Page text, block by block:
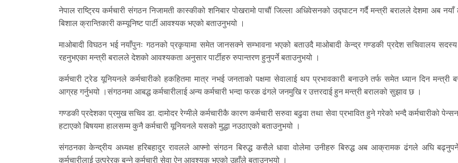
नेपाल राष्ट्रिय कर्मचारी संगठन निजामती कास्कीको शनिबार पोखरामो पाचौं जिल्ला अधिवेसनको उद्घाटन गर्दै मन्त्री बरालले देशमा अब
बिशाल क्रान्तिकारी कम्यूनिष्ट पार्टी आवश्यक भएको बताउनुभयो ।
माओबादी विघठन भई नयाँपुनः गठनको प्रकृयामा समेत जानसक्ने सम्भावना भएको बताउदै माओबादी केन्द्र गण्डकी प्रदेश सचिवालय
रहनुभएका मन्त्री बरालले देशको आवश्यकता अनुसार पार्टीहरु रुपान्तरण हुनुपर्ने बताउनुभयो ।
कर्मचारी ट्रेड यूनियनले कर्मचारीको हकहितमा मात्र नभई जनताको पक्षमा सेवालाई थप प्रभावकारी बनाउने तर्फ समेत ध्यान दिन मन्त्री
आग्रह गर्नुभयो ।संगठनमा आबद्ध कर्मचारीलाई अन्य कर्मचारी भन्दा फरक ढंगले जनमुखि र उत्तरदाई हुन मन्त्री बरालको सुझाव छ ।
गण्डकी प्रदेशका प्रमुख सचिव डा. दामोदर रेग्मीले कर्मचारीकै कारण कर्मचारी सरुवा बढुवा तथा सेवा प्रभावित हुने गरेको भन्दै कर्मचारीको
हटाएको बिषयमा हालसम्म कुनै कर्मचारी यूनियनले यसको मुद्धा नउठाएको बताउनुभयो ।
संगठनका केन्द्रीय अध्यक्ष हरिबहादुर रावलले आफ्नो संगठन बिरुद्ध कसैले धावा वोलेमा उनीहरु बिरुद्ध अब आक्रामक ढंगले अघि
कर्मचारीलाई उत्प्रेरक बन्ने कर्मचारी सेवा ऐन आवश्यक भएको उहाँले बताउनुभयो ।